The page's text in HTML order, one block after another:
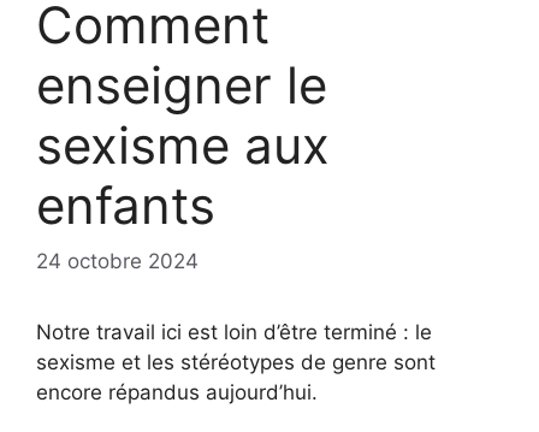
Comment
enseigner le
sexisme aux
enfants
24 octobre 2024
Notre travail ici est loin d’être terminé : le
sexisme et les stéréotypes de genre sont
encore répandus aujourd’hui.